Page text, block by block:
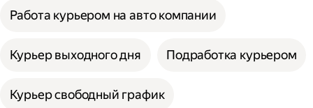
Работа курьером на авто компании
Курьер выходного дня Подработка курьером
Курьер свободный график